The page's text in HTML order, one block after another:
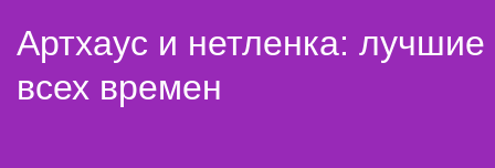
Артхаус и нетленка:
всех времен